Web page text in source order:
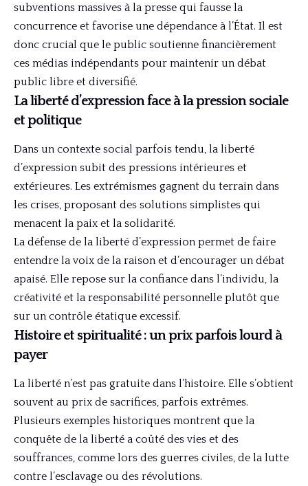
subventions massives à la presse qui fausse la
concurrence et favorise une dépendance à l’État. Il est
donc crucial que le public soutienne financièrement
ces médias indépendants pour maintenir un débat
public libre et diversifié.
La liberté d’expression face à la pression sociale
et politique
Dans un contexte social parfois tendu, la liberté
d’expression subit des pressions intérieures et
extérieures. Les extrémismes gagnent du terrain dans
les crises, proposant des solutions simplistes qui
menacent la paix et la solidarité.
La défense de la liberté d’expression permet de faire
entendre la voix de la raison et d’encourager un débat
apaisé. Elle repose sur la confiance dans l’individu, la
créativité et la responsabilité personnelle plutôt que
sur un contrôle étatique excessif.
Histoire et spiritualité : un prix parfois lourd à
payer
La liberté n’est pas gratuite dans l’histoire. Elle s’obtient
souvent au prix de sacrifices, parfois extrêmes.
Plusieurs exemples historiques montrent que la
conquête de la liberté a coûté des vies et des
souffrances, comme lors des guerres civiles, de la lutte
contre l’esclavage ou des révolutions.